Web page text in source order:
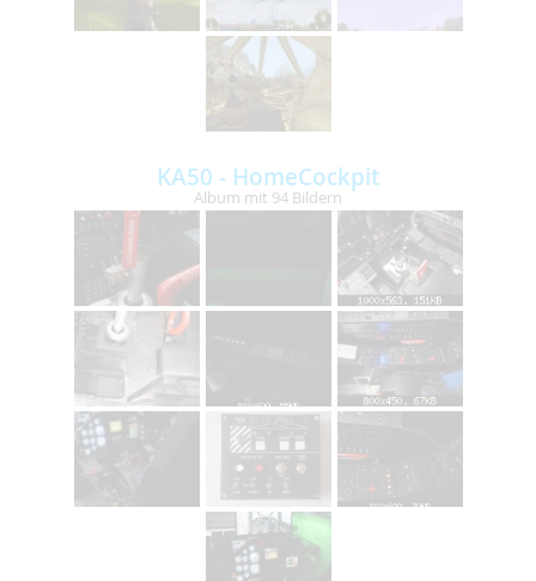
KA50 - HomeCockpit
Album mit 94 Bildern